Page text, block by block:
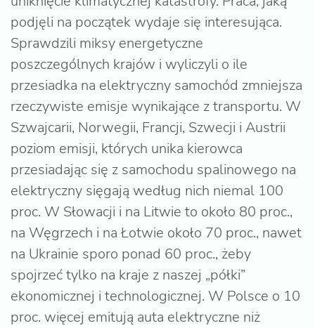
podjęli na początek wydaje się interesująca.
Sprawdzili miksy energetyczne
poszczególnych krajów i wyliczyli o ile
przesiadka na elektryczny samochód zmniejsza
rzeczywiste emisje wynikające z transportu. W
Szwajcarii, Norwegii, Francji, Szwecji i Austrii
poziom emisji, których unika kierowca
przesiadając się z samochodu spalinowego na
elektryczny sięgają według nich niemal 100
proc. W Słowacji i na Litwie to około 80 proc.,
na Węgrzech i na Łotwie około 70 proc., nawet
na Ukrainie sporo ponad 60 proc., żeby
spojrzeć tylko na kraje z naszej „półki”
ekonomicznej i technologicznej. W Polsce o 10
proc. więcej emitują auta elektryczne niż